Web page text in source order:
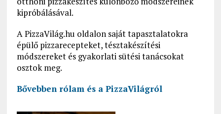
kipróbálásával.
A PizzaVilág.hu oldalon saját tapasztalatokra
épülő pizzarecepteket, tésztakészítési
módszereket és gyakorlati sütési tanácsokat
osztok meg.
Bővebben rólam és a PizzaVilágról